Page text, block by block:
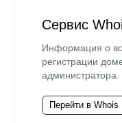
Сервис
Информация о
регистрации
администратора.
Перейти в Whois